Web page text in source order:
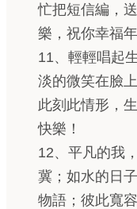
忙把短信編，
樂，祝你幸福年
11、輕輕唱起
淡的微笑在臉
此刻此情形，
快樂！
12、平凡的我
冀；如水的日
物語；彼此寬